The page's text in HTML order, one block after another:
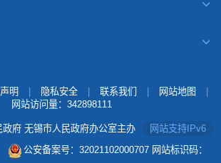
明 隐私安全 联系我们 网站地图
网站访问量： 342898111
府 无锡市人民政府办公室主办
网站支持IPv6
公安备案号：32021102000707 网站标识码：